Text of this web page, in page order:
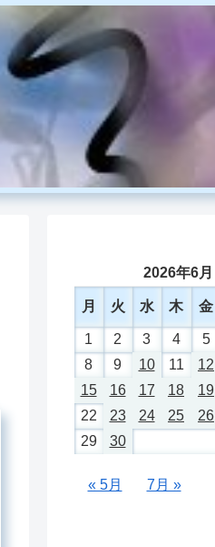
2026年6月
月 火 水 木 金
1 2 3 4 5
8
9 10 11 12
15
16 17 18 19
22
23 24 25 26
29
30
« 5月 7月 »